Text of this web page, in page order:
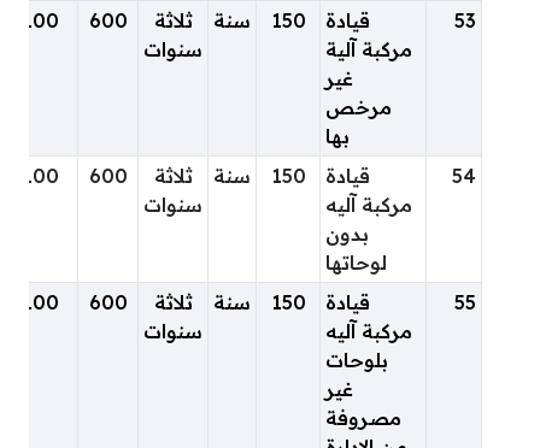
53
قيادة
مركبة آلية
غير
مرخص
بها
150 سنة
ثلاثة
سنوات
600
100
54
قيادة
مركبة آليه
بدون
لوحاتها
150 سنة
ثلاثة
سنوات
600
100
55
قيادة
مركبة آليه
بلوحات
غير
مصروفة
150 سنة
ثلاثة
سنوات
600
100